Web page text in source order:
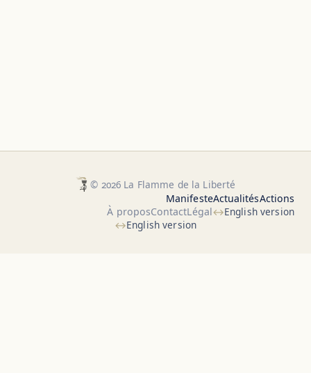
© 2026 La Flamme de la Liberté
ManifesteActualitésActions
À proposContactLégal
English version
English version